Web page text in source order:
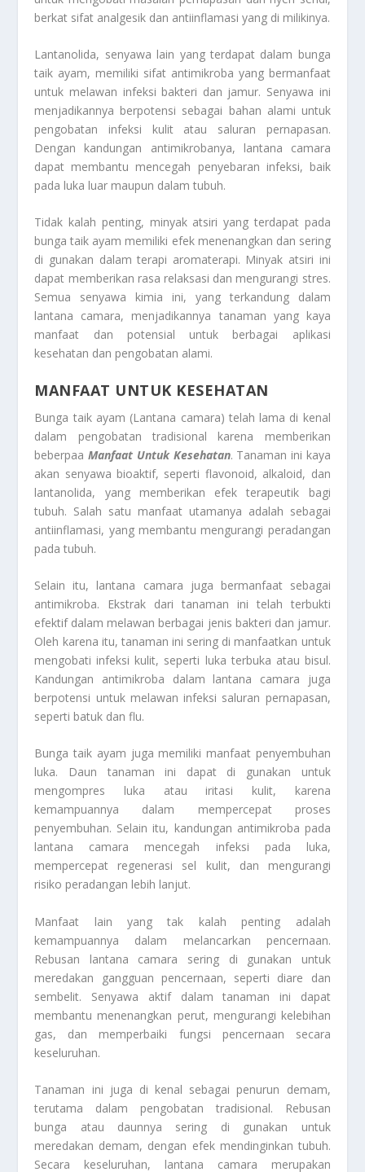
berkat sifat analgesik dan antiinflamasi yang di milikinya.
Lantanolida, senyawa lain yang terdapat dalam bunga
taik ayam, memiliki sifat antimikroba yang bermanfaat
untuk melawan infeksi bakteri dan jamur. Senyawa ini
menjadikannya berpotensi sebagai bahan alami untuk
pengobatan infeksi kulit atau saluran pernapasan.
Dengan kandungan antimikrobanya, lantana camara
dapat membantu mencegah penyebaran infeksi, baik
pada luka luar maupun dalam tubuh.
Tidak kalah penting, minyak atsiri yang terdapat pada
bunga taik ayam memiliki efek menenangkan dan sering
di gunakan dalam terapi aromaterapi. Minyak atsiri ini
dapat memberikan rasa relaksasi dan mengurangi stres.
Semua senyawa kimia ini, yang terkandung dalam
lantana camara, menjadikannya tanaman yang kaya
manfaat dan potensial untuk berbagai aplikasi
kesehatan dan pengobatan alami.
MANFAAT UNTUK KESEHATAN
Bunga taik ayam (Lantana camara) telah lama di kenal
dalam pengobatan tradisional karena memberikan
beberpaaManfaat Untuk Kesehatan. Tanaman ini kaya
akan senyawa bioaktif, seperti flavonoid, alkaloid, dan
lantanolida, yang memberikan efek terapeutik bagi
tubuh. Salah satu manfaat utamanya adalah sebagai
antiinflamasi, yang membantu mengurangi peradangan
pada tubuh.
Selain itu, lantana camara juga bermanfaat sebagai
antimikroba. Ekstrak dari tanaman ini telah terbukti
efektif dalam melawan berbagai jenis bakteri dan jamur.
Oleh karena itu, tanaman ini sering di manfaatkan untuk
mengobati infeksi kulit, seperti luka terbuka atau bisul.
Kandungan antimikroba dalam lantana camara juga
berpotensi untuk melawan infeksi saluran pernapasan,
seperti batuk dan flu.
Bunga taik ayam juga memiliki manfaat penyembuhan
luka. Daun tanaman ini dapat di gunakan untuk
mengompres luka atau iritasi kulit, karena
kemampuannya dalam mempercepat proses
penyembuhan. Selain itu, kandungan antimikroba pada
lantana camara mencegah infeksi pada luka,
mempercepat regenerasi sel kulit, dan mengurangi
risiko peradangan lebih lanjut.
Manfaat lain yang tak kalah penting adalah
kemampuannya dalam melancarkan pencernaan.
Rebusan lantana camara sering di gunakan untuk
meredakan gangguan pencernaan, seperti diare dan
sembelit. Senyawa aktif dalam tanaman ini dapat
membantu menenangkan perut, mengurangi kelebihan
gas, dan memperbaiki fungsi pencernaan secara
keseluruhan.
Tanaman ini juga di kenal sebagai penurun demam,
terutama dalam pengobatan tradisional. Rebusan
bunga atau daunnya sering di gunakan untuk
meredakan demam, dengan efek mendinginkan tubuh.
Secara keseluruhan, lantana camara merupakan